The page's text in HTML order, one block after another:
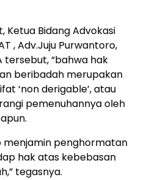
Bidang Advokasi
, Adv.Juju Purwantoro,
tersebut, “bahwa hak
beribadah merupakan
‘non derigable’, atau
pemenuhannya oleh
menjamin penghormatan
hak atas kebebasan
tegasnya.